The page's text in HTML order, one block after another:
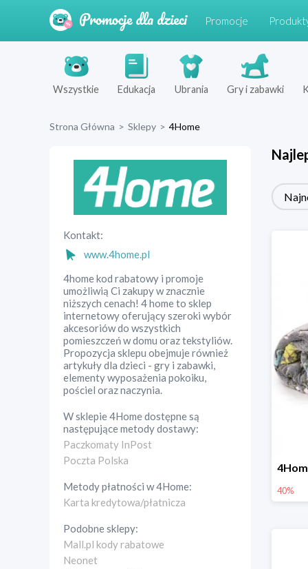
Promocje
Wszystkie Edukacja Ubrania Gry i zabawki
Strona Główna > Sklepy > 4Home
Kontakt:
www.4home.pl
4home kod rabatowy i promoje
umożliwią Ci zakupy w znacznie
niższych cenach! 4 home to sklep
internetowy oferujący szeroki wybór
akcesoriów do wszystkich
pomieszczeń w domu oraz tekstyliów.
Propozycja sklepu obejmuje również
artykuły dla dzieci - gry i zabawki,
elementy wyposażenia pokoiku,
pościel oraz naczynia.
W sklepie4Homedostępne są
następujące metody dostawy:
Paczkomaty InPost
Poczta Polska
Metody płatności w4Home:
Karta kredytowa/płatnicza
Podobne sklepy:
Mall.pl kody rabatowe
Neonet
40%